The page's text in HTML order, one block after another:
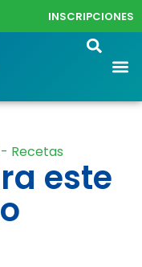
INSCRIPCIONES
Recetas
este